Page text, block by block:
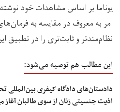
یوناما بر اساس مشاهدات خود
امر به معروف در مقایسه به
نظام‌‌مندتر و ثابت‌تری را در تطبیق
این مطالب هم توصیه می‌شود:
دادستان‌های دادگاه کیفری بین‌المللی
اذیت جنسیتی زنان از سوی طالبان آغاز